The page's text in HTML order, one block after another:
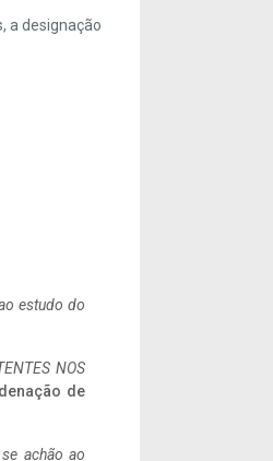
a designação
estudo do
NOS
de
achão ao